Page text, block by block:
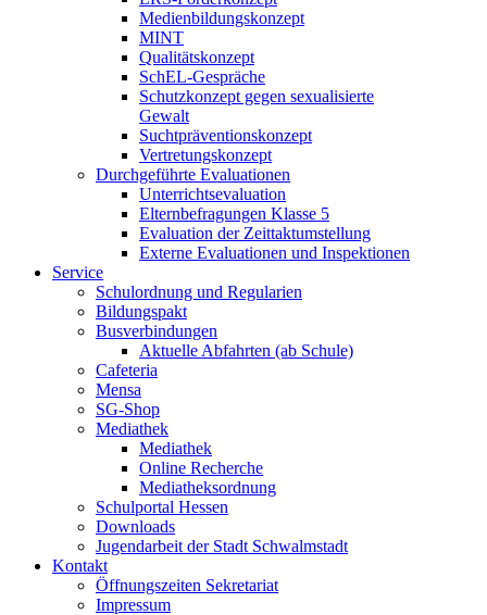
Medienbildungskonzept
MINT
Qualitätskonzept
SchEL-Gespräche
Schutzkonzept gegen sexualisierte
Gewalt
Suchtpräventionskonzept
Vertretungskonzept
Durchgeführte Evaluationen
Unterrichtsevaluation
Elternbefragungen Klasse 5
Evaluation der Zeittaktumstellung
Externe Evaluationen und Inspektionen
Service
Schulordnung und Regularien
Bildungspakt
Busverbindungen
Aktuelle Abfahrten (ab Schule)
Cafeteria
Mensa
SG-Shop
Mediathek
Mediathek
Online Recherche
Mediatheksordnung
Schulportal Hessen
Downloads
Jugendarbeit der Stadt Schwalmstadt
Kontakt
Öffnungszeiten Sekretariat
Impressum